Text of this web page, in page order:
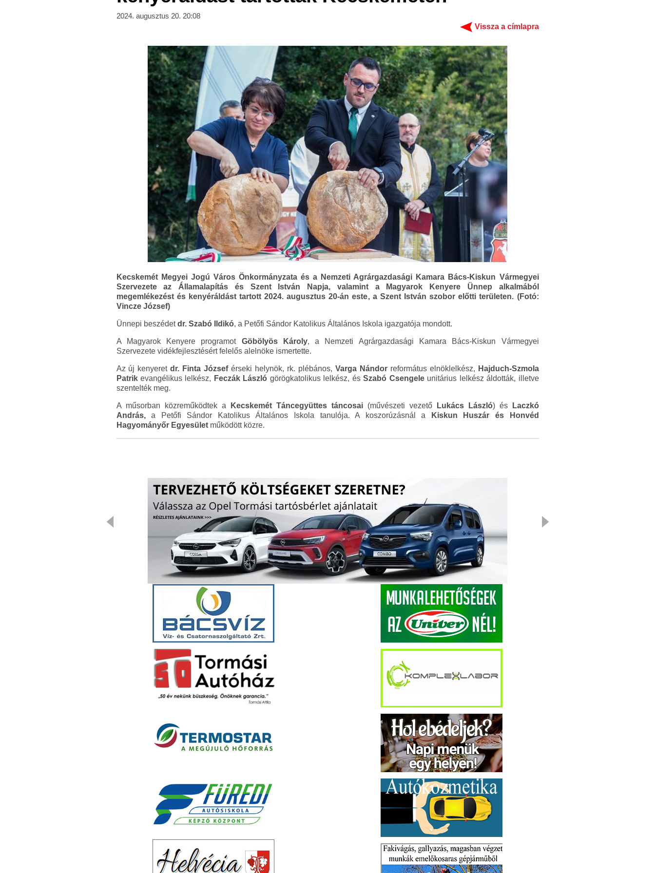
2024. augusztus 20. 20:08
Vissza a címlapra
Kecskemét Megyei Jogú Város Önkormányzata és a Nemzeti Agrárgazdasági Kamara Bács-Kiskun Vármegyei
Szervezete az Államalapítás és Szent István Napja, valamint a Magyarok Kenyere Ünnep alkalmából
megemlékezést és kenyéráldást tartott 2024. augusztus 20-án este, a Szent István szobor előtti területen. (Fotó:
Vincze József)
Ünnepi beszédetdr. Szabó Ildikó, a Petőfi Sándor Katolikus Általános Iskola igazgatója mondott.
A Magyarok Kenyere programot Göbölyös Károly, a Nemzeti Agrárgazdasági Kamara Bács-Kiskun Vármegyei
Szervezete vidékfejlesztésért felelős alelnöke ismertette.
Az új kenyeretdr. Finta Józseférseki helynök, rk. plébános, Varga Nándorreformátus elnöklelkész, Hajduch-Szmola
Patrikevangélikus lelkész, Feczák László görögkatolikus lelkész, ésSzabó Csengeleunitárius lelkész áldották, illetve
szentelték meg.
A műsorban közreműködtek a Kecskemét Táncegyüttes táncosai(művészeti vezető Lukács László) és
Laczkó
András,a Petőfi Sándor Katolikus Általános Iskola tanulója. A koszorúzásnál a Kiskun Huszár és Honvéd
Hagyományőr Egyesületműködött közre.